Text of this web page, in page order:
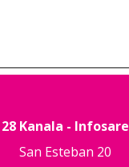
28 Kanala - Infosare
San Esteban 20